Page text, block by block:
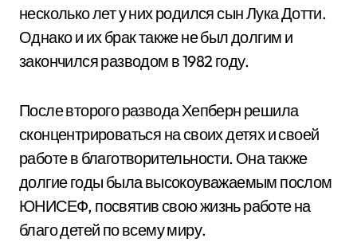
несколько лет у них родился сын Лука Дотти.
Однако и их брак также не был долгим и
закончился разводом в 1982 году.
После второго развода Хепберн решила
сконцентрироваться на своих детях и своей
работе в благотворительности. Она также
долгие годы была высокоуважаемым послом
ЮНИСЕФ, посвятив свою жизнь работе на
благо детей по всему миру.